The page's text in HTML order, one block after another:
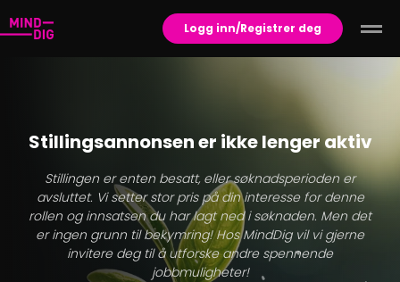
Logg inn/Registrer deg
Stillingsannonsen er ikke lenger aktiv
Stillingen er enten besatt, eller søknadsperioden er
avsluttet. Vi setter stor pris på din interesse for denne
rollen og innsatsen du har lagt ned i søknaden. Men det
er ingen grunn til bekymring! Hos MindDig vil vi gjerne
invitere deg til å utforske andre spennende
jobbmuligheter!